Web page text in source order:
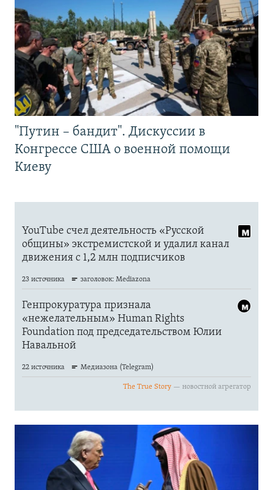
"Путин – бандит". Дискуссии в
Конгрессе США о военной помощи
Киеву